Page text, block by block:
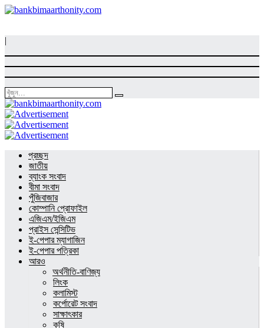
|
প্রচ্ছদ
জাতীয়
ব্যাংক সংবাদ
বীমা সংবাদ
পুঁজিবাজার
কোম্পানি প্রোফাইল
এজিএম/ইজিএম
প্রাইস সেন্সিটিভ
ই-পেপার ম্যাগাজিন
ই-পেপার পত্রিকা
আরও
অর্থনীতি-বাণিজ্য
লিংক
কলামিস্ট
কর্পোরেট সংবাদ
সাক্ষাৎকার
কৃষি